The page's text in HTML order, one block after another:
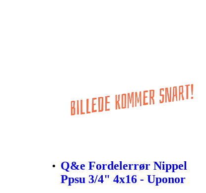
Q&e Fordelerrør Nippel
Ppsu 3/4" 4x16 - Uponor